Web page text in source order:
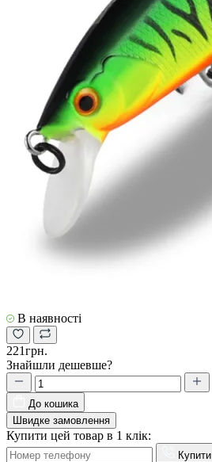
В наявності
221грн.
Знайшли дешевше?
До кошика
Швидке замовлення
Купити цей товар в 1 клік:
Купити